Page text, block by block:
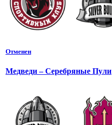
Отменен
Медведи – Серебряные Пули